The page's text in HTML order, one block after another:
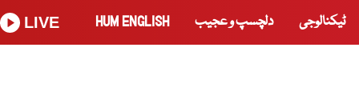
ٹیکنالوجی دلچسپ و عجیب HUM ENGLISH
LIVE